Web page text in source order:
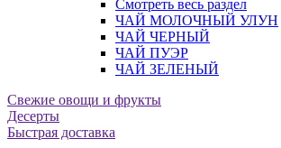
Смотреть весь раздел
ЧАЙ МОЛОЧНЫЙ УЛУН
ЧАЙ ЧЕРНЫЙ
ЧАЙ ПУЭР
ЧАЙ ЗЕЛЕНЫЙ
Свежие овощи и фрукты
Десерты
Быстрая доставка